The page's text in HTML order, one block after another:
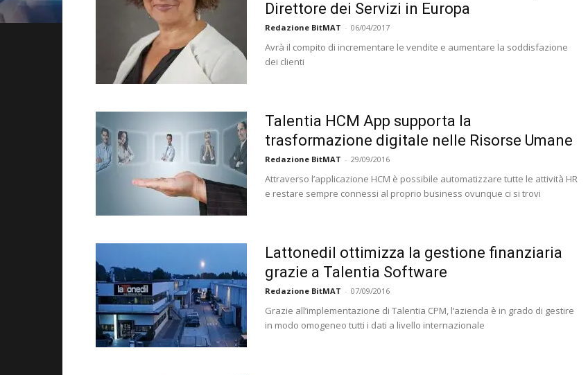
Direttore dei Servizi in Europa
Redazione BitMAT - 06/04/2017
Avrà il compito di incrementare le vendite e aumentare la soddisfazione
dei clienti
Talentia HCM App supporta la
trasformazione digitale nelle Risorse Umane
Redazione BitMAT - 29/09/2016
Attraverso l’applicazione HCM è possibile automatizzare tutte le attività HR
e restare sempre connessi al proprio business ovunque ci si trovi
Lattonedil ottimizza la gestione finanziaria
grazie a Talentia Software
Redazione BitMAT - 07/09/2016
Grazie all’implementazione di Talentia CPM, l’azienda è in grado di gestire
in modo omogeneo tutti i dati a livello internazionale